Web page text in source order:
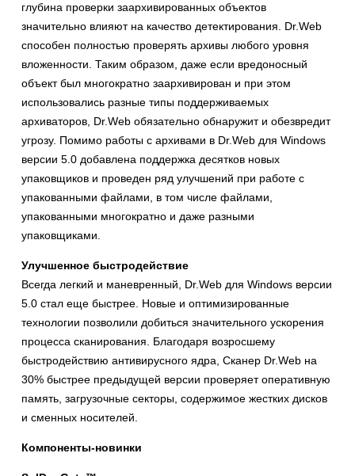
глубина проверки заархивированных объектов
значительно влияют на качество детектирования. Dr.Web
способен полностью проверять архивы любого уровня
вложенности. Таким образом, даже если вредоносный
объект был многократно заархивирован и при этом
использовались разные типы поддерживаемых
архиваторов, Dr.Web обязательно обнаружит и обезвредит
угрозу. Помимо работы с архивами в Dr.Web для Windows
версии 5.0 добавлена поддержка десятков новых
упаковщиков и проведен ряд улучшений при работе с
упакованными файлами, в том числе файлами,
упакованными многократно и даже разными
упаковщиками.
Улучшенное быстродействие
Всегда легкий и маневренный, Dr.Web для Windows версии
5.0 стал еще быстрее. Новые и оптимизированные
технологии позволили добиться значительного ускорения
процесса сканирования. Благодаря возросшему
быстродействию антивирусного ядра, Сканер Dr.Web на
30% быстрее предыдущей версии проверяет оперативную
память, загрузочные секторы, содержимое жестких дисков
и сменных носителей.
Компоненты-новинки